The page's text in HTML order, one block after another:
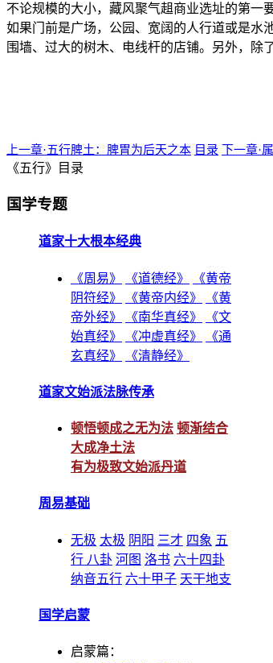
不论规模的大小，藏风聚气趄商业选址的第一
如果门前是广场，公园、宽阔的人行道或是水
围墙、过大的树木、电线杆的店铺。另外，除
上一章·五行脾土：脾胃为后天之本 目录 下一章·
《五行》目录
国学专题
道家十大根本经典
《周易》 《道德经》
《黄帝
阴符经》
《黄帝内经》
《黄
帝外经》
《南华真经》
《文
始真经》
《冲虚真经》
《通
玄真经》
《清静经》
道家文始派法脉传承
顿悟顿成之无为法 顿渐结合
大成净土法
有为极致文始派丹道
周易基础
无极 太极 阴阳 三才 四象 五
行 八卦 河图 洛书 六十四卦
纳音五行 六十甲子 天干地支
国学启蒙
启蒙篇：